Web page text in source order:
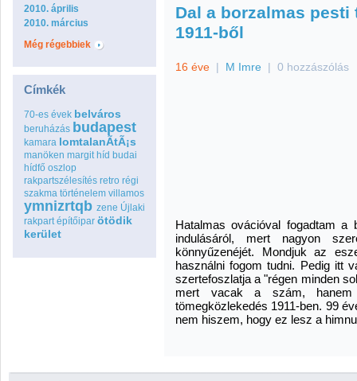
2010. április
2010. március
Még régebbiek
Címkék
70-es évek belváros
beruházás budapest
kamara lomtalanÃ­tÃ¡s
manöken margit híd budai
hídfő oszlop
rakpartszélesítés retro régi
szakma történelem villamos
ymnizrtqb zene Újlaki
rakpart építőipar ötödik
kerület
Dal a borzalmas
1911-ből
16 éve | M Imre | 0 hozzászólás
Hatalmas ovációval fogadtam
indulásáról, mert nagyon
könnyűzenéjét. Mondjuk az
használni fogom tudni. Pedig itt
szertefoszlatja a "régen minden
mert vacak a szám,
tömegközlekedés 1911-ben. 99
nem hiszem, hogy ez lesz a